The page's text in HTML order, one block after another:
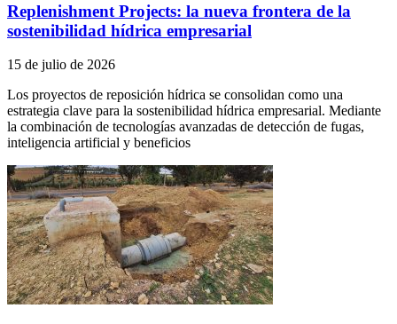
Replenishment Projects: la nueva frontera de la
sostenibilidad hídrica empresarial
15 de julio de 2026
Los proyectos de reposición hídrica se consolidan como una
estrategia clave para la sostenibilidad hídrica empresarial. Mediante
la combinación de tecnologías avanzadas de detección de fugas,
inteligencia artificial y beneficios